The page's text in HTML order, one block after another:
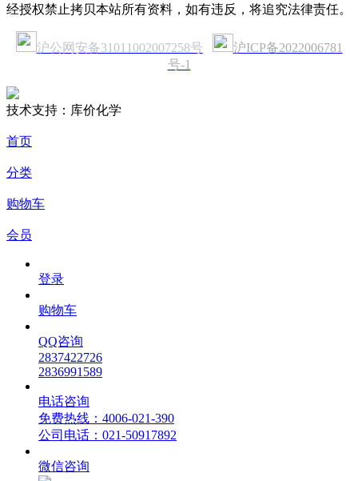
经授权禁止拷贝本站所有资料，如有违反，将追究法律责任。
沪公网安备31011002007258号
沪ICP备2022006781
号-1
技术支持：库价化学
首页
分类
购物车
会员
登录
购物车
QQ咨询
2837422726
2836991589
电话咨询
免费热线：4006-021-390
公司电话：021-50917892
微信咨询